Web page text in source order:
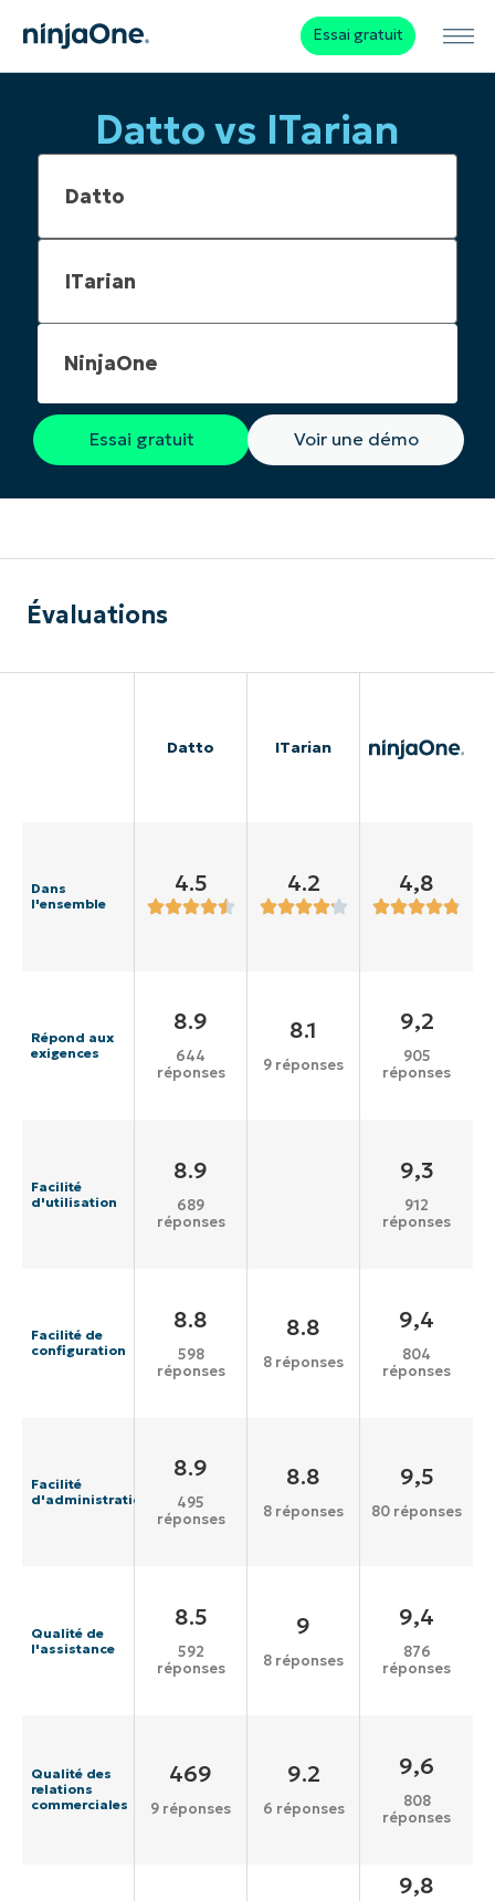
Essai gratuit
Datto vs ITarian
NinjaOne
Essai gratuit Voir une démo
Évaluations
Datto ITarian
Dans
l'ensemble
4.5 4.2 4,8
Répond aux
exigences
8.9
644
réponses
8.1
9 réponses
9,2
905
réponses
Facilité
d'utilisation
8.9
689
réponses
9,3
912
réponses
Facilité de
configuration
8.8
598
réponses
8.8
8 réponses
9,4
804
réponses
Facilité
d'administration
8.9
495
réponses
8.8
8 réponses
9,5
80 réponses
Qualité de
l'assistance
8.5
592
réponses
9
8 réponses
9,4
876
réponses
Qualité des
relations
commerciales
469
9 réponses
9.2
6 réponses
9,6
808
réponses
9,8